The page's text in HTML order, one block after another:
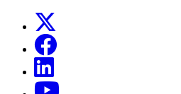
Links, Opens in this window
Links, Opens in this window